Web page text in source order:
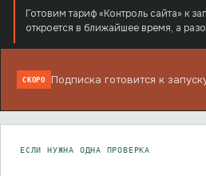
Готовим тариф «Контроль сайта» к
откроется в ближайшее время, а
СКОРО Подписка готовится к
ЕСЛИ НУЖНА ОДНА ПРОВЕРКА